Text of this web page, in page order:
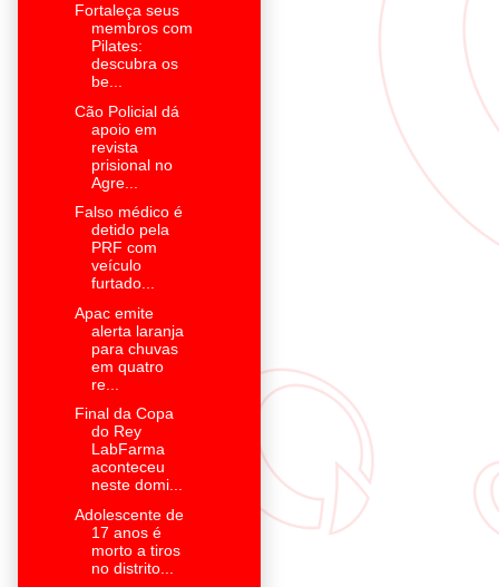
Fortaleça seus
membros com
Pilates:
descubra os
be...
Cão Policial dá
apoio em
revista
prisional no
Agre...
Falso médico é
detido pela
PRF com
veículo
furtado...
Apac emite
alerta laranja
para chuvas
em quatro
re...
Final da Copa
do Rey
LabFarma
aconteceu
neste domi...
Adolescente de
17 anos é
morto a tiros
no distrito...